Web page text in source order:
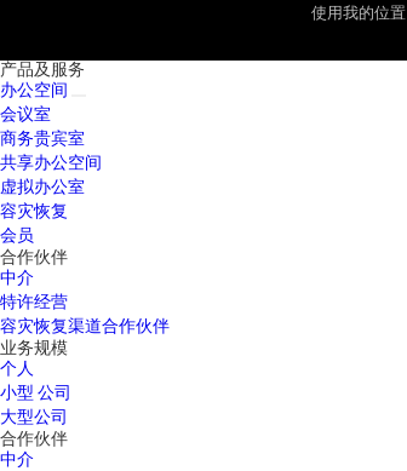
使用我的位置
产品及服务
办公空间
会议室
商务贵宾室
共享办公空间
虚拟办公室
容灾恢复
会员
合作伙伴
中介
特许经营
容灾恢复渠道合作伙伴
业务规模
个人
小型 公司
大型公司
合作伙伴
中介